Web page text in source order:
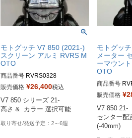
モトグッチ V7 850 (2021-)
スクリーン アルミ RVRS M
OTO
商品番号 RVRS0328
販売価格 ¥26,400税込
V7 850 シリーズ 21-
高さ &  カラー 選択可能
2～6週
モトグッ
メーター
ーマウン
OTO
商品番号
販売価格 ¥
V7 850 21-
センター配